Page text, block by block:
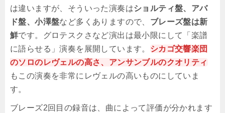
は違いますが、そういった演奏はショルティ盤、アバ
ド盤、小澤盤など多くありますので、 ブレーズ盤は新
鮮です。グロテスクさなど演出は最小限にして「楽譜
に語らせる」演奏を展開しています。 シカゴ交響楽団
のソロのレヴェルの高さ、アンサンブルのクオリティ
もこの演奏を非常にレヴェルの高いものにしていま
す。
ブレーズ2回目の録音は、曲によって評価が分かれます